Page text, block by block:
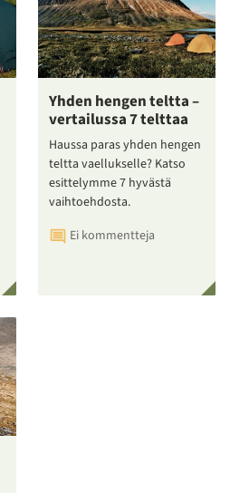
Yhden hengen teltta –
vertailussa 7 telttaa
Haussa paras yhden hengen
teltta vaellukselle? Katso
esittelymme 7 hyvästä
vaihtoehdosta.
Ei kommentteja